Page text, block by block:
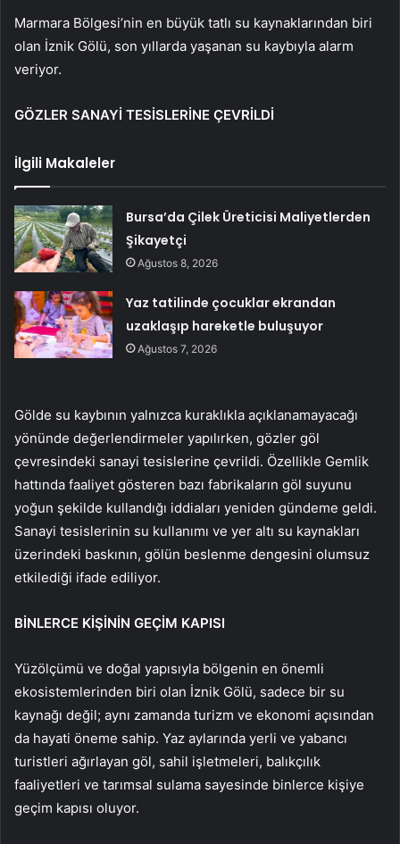
Marmara Bölgesi’nin en büyük tatlı su kaynaklarından biri
olan İznik Gölü, son yıllarda yaşanan su kaybıyla alarm
veriyor.
GÖZLER SANAYİ TESİSLERİNE ÇEVRİLDİ
İlgili Makaleler
Bursa’da Çilek Üreticisi Maliyetlerden
Şikayetçi
Ağustos 8, 2026
Yaz tatilinde çocuklar ekrandan
uzaklaşıp hareketle buluşuyor
Ağustos 7, 2026
Gölde su kaybının yalnızca kuraklıkla açıklanamayacağı
yönünde değerlendirmeler yapılırken, gözler göl
çevresindeki sanayi tesislerine çevrildi. Özellikle Gemlik
hattında faaliyet gösteren bazı fabrikaların göl suyunu
yoğun şekilde kullandığı iddiaları yeniden gündeme geldi.
Sanayi tesislerinin su kullanımı ve yer altı su kaynakları
üzerindeki baskının, gölün beslenme dengesini olumsuz
etkilediği ifade ediliyor.
BİNLERCE KİŞİNİN GEÇİM KAPISI
Yüzölçümü ve doğal yapısıyla bölgenin en önemli
ekosistemlerinden biri olan İznik Gölü, sadece bir su
kaynağı değil; aynı zamanda turizm ve ekonomi açısından
da hayati öneme sahip. Yaz aylarında yerli ve yabancı
turistleri ağırlayan göl, sahil işletmeleri, balıkçılık
faaliyetleri ve tarımsal sulama sayesinde binlerce kişiye
geçim kapısı oluyor.